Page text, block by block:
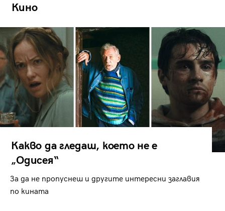
Кино
Какво да гледаш, което не е
„Одисея“
За да не пропуснеш и другите интересни заглавия
по кината